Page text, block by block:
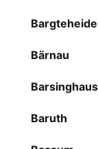
Bargteheide
Bärnau
Baruth